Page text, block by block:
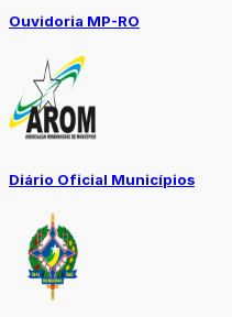
Ouvidoria MP-RO
Diário Oficial Municípios